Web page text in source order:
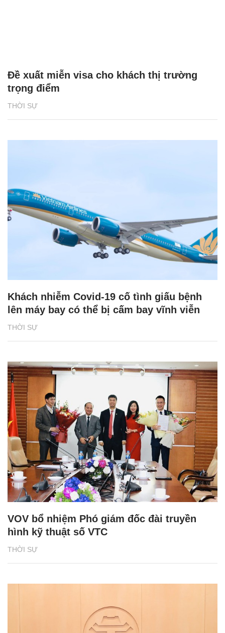
THỜI SỰ
Đề xuất miễn visa cho khách thị trường
trọng điểm
THỜI SỰ
Khách nhiễm Covid-19 cố tình giấu bệnh
lên máy bay có thể bị cấm bay vĩnh viễn
THỜI SỰ
VOV bổ nhiệm Phó giám đốc đài truyền
hình kỹ thuật số VTC